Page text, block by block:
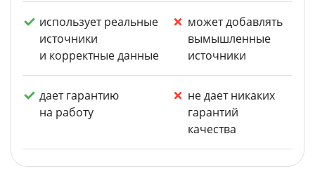
использует реальные
источники
и корректные данные
может добавлять
вымышленные
источники
дает гарантию
на работу
не дает никаких
гарантий
качества